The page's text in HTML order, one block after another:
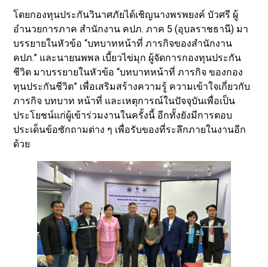
โดยกองทุนประกันวินาศภัยได้เชิญนางพรพยงค์ บัวศรี ผู้
อำนวยการภาค สำนักงาน คปภ. ภาค 5 (อุบลราชธานี) มา
บรรยายในหัวข้อ “บทบาทหน้าที่ ภารกิจของสำนักงาน
คปภ.” และนายนพพล เบี้ยวไข่มุก ผู้จัดการกองทุนประกัน
ชีวิต มาบรรยายในหัวข้อ “บทบาทหน้าที่ ภารกิจ ของกอง
ทุนประกันชีวิต” เพื่อเสริมสร้างความรู้ ความเข้าใจเกี่ยวกับ
ภารกิจ บทบาท หน้าที่ และเหตุการณ์ในปัจจุบันเพื่อเป็น
ประโยชน์แก่ผู้เข้าร่วมงานในครั้งนี้ อีกทั้งยังมีการตอบ
ประเด็นข้อซักถามต่าง ๆ เพื่อรับของที่ระลึกภายในงานอีก
ด้วย